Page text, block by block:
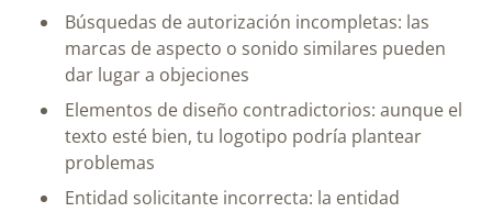
Búsquedas de autorización incompletas: las
marcas de aspecto o sonido similares pueden
dar lugar a objeciones
Elementos de diseño contradictorios: aunque el
texto esté bien, tu logotipo podría plantear
problemas
Entidad solicitante incorrecta: la entidad